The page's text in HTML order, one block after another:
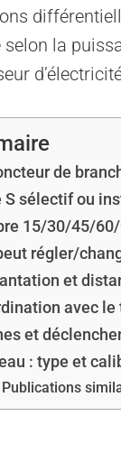
selon la
de
S sélectif ou
15/30/45/
régler/
et
avec
et
: type et
Publications